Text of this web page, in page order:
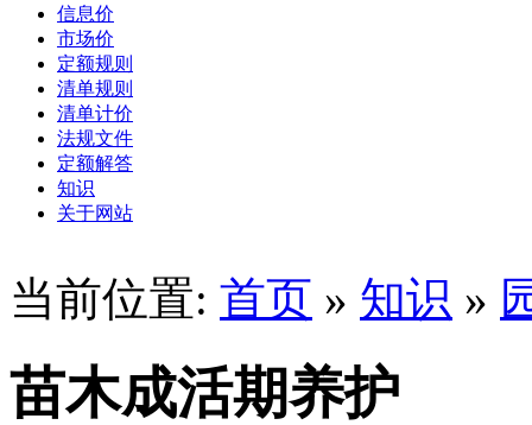
信息价
市场价
定额规则
清单规则
清单计价
法规文件
定额解答
知识
关于网站
当前位置: 首页 » 知识 »
苗木成活期养护